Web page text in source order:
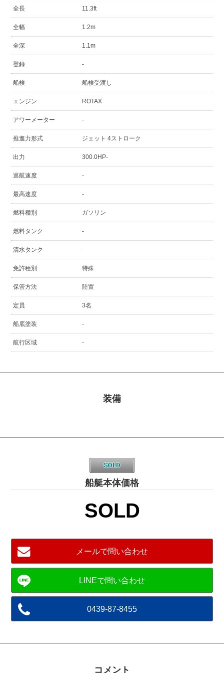
全長 11.3ft
全幅 1.2m
全深 1.1m
登録 -
船検 船検受渡し
エンジン ROTAX
アワーメーター -
推進力形式 ジェット 4ストローク
出力 300.0HP-
巡航速度 -
最高速度 -
燃料種別 ガソリン
燃料タンク -
清水タンク -
免許種別 特殊
保管方法 陸置
定員 3名
船底塗装 -
航行区域 -
装備
船艇本体価格
SOLD
メールで問い合わせ
0439-87-8455
コメント